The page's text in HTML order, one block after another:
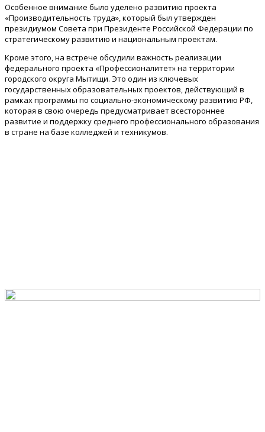
Особенное внимание было уделено развитию проекта
«Производительность труда», который был утвержден
президиумом Совета при Президенте Российской Федерации по
стратегическому развитию и национальным проектам.
Кроме этого, на встрече обсудили важность реализации
федерального проекта «Профессионалитет» на территории
городского округа Мытищи. Это один из ключевых
государственных образовательных проектов, действующий в
рамках программы по социально-экономическому развитию РФ,
которая в свою очередь предусматривает всестороннее
развитие и поддержку среднего профессионального образования
в стране на базе колледжей и техникумов.